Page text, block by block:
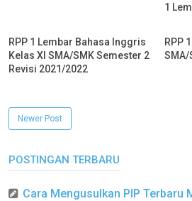
1
RPP 1 Lembar Bahasa Inggris
Kelas XI SMA/SMK Semester 2
Revisi 2021/2022
RPP
SMA/
Newer Post
POSTINGAN TERBARU
Cara Mengusulkan PIP Terbaru